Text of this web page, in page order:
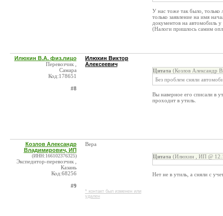
У нас тоже так было, только
только заявление на имя
документов на автомобиль
(Налоги пришлось самим
Илюхин В.А. физ.лицо
Перевозчик ,
Самара
Код:178651
#8
Илюхин Виктор
Алексеевич
Цитата (Козлов Александр
Без проблем сняли
Вы наверное его списали в
проходит в утиль.
Козлов Александр
Владимирович, ИП
(ИНН:166102376325)
Экспедитор-перевозчик ,
Казань
Код:68256
#9
Вера
* контакт был изменен или
удален
Цитата (Илюхин , ИП @
Нет не в утиль, а сняли с